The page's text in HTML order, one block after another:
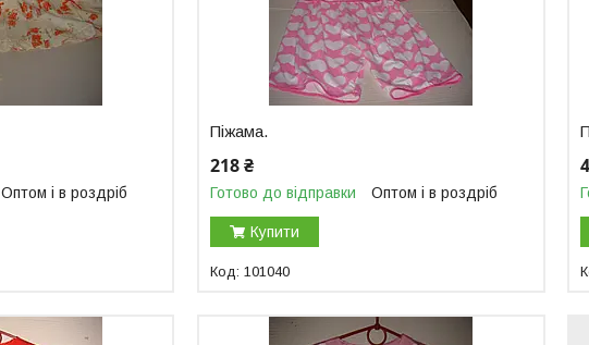
Оптом і в роздріб
Піжама.
218 ₴
Готово до відправки Оптом і в роздріб
Купити
101040